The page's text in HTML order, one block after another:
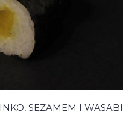
SEZAMEM I WASABI